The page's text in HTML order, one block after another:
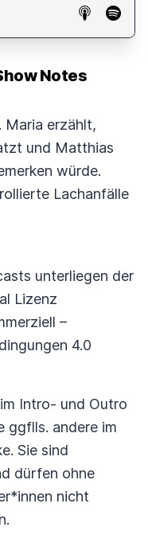
Notes
Maria erzählt,
und Matthias
würde.
Lachanfälle
unterliegen der
Lizenz
–
4.0
Intro- und Outro
ggflls. andere im
Sie sind
dürfen ohne
nicht